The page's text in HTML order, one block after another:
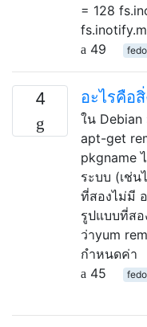
= 128
49
4 อะไรคือ
ใน Debian
apt-get
pkgname
ระบบ (เช่
ที่สองไม่มี
รูปแบบที่สอ
ว่าyum
กำหนดค่า
45